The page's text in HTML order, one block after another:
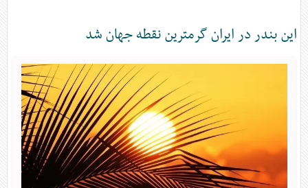
این بندر در ایران گرمترین نقطه جهان شد